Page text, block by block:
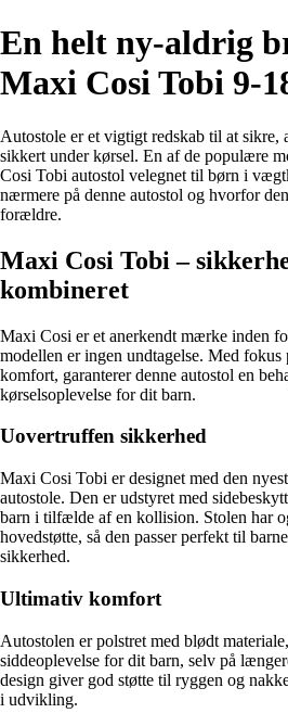
En helt ny-aldrig
Maxi Cosi Tobi 9-
Autostole er et vigtigt redskab til at sikre,
sikkert under kørsel. En af de populære
Cosi Tobi autostol velegnet til børn i
nærmere på denne autostol og hvorfor
forældre.
Maxi Cosi Tobi –
kombineret
Maxi Cosi er et anerkendt mærke inden
modellen er ingen undtagelse. Med fokus
komfort, garanterer denne autostol en
kørselsoplevelse for dit barn.
Uovertruffen sikkerhed
Maxi Cosi Tobi er designet med den
autostole. Den er udstyret med
barn i tilfælde af en kollision. Stolen har
hovedstøtte, så den passer perfekt til
sikkerhed.
Ultimativ komfort
Autostolen er polstret med blødt
siddeoplevelse for dit barn, selv på
design giver god støtte til ryggen og
i udvikling.